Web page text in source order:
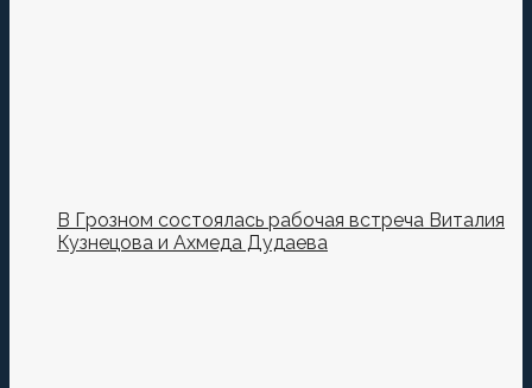
В Грозном состоялась рабочая встреча Виталия
Кузнецова и Ахмеда Дудаева